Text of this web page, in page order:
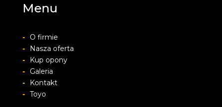
Menu
-
O firmie
-
Nasza oferta
-
Kup opony
-
Galeria
-
Kontakt
- Toyo